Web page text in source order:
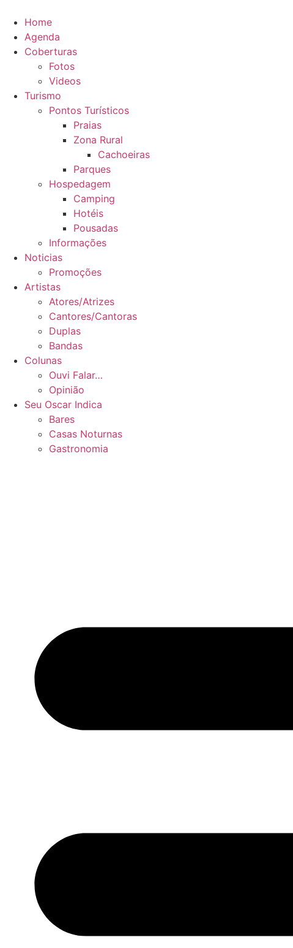
para
conteúdo
Home
Agenda
Coberturas
Fotos
Videos
Turismo
Pontos Turísticos
Praias
Zona Rural
Cachoeiras
Parques
Hospedagem
Camping
Hotéis
Pousadas
Informações
Noticias
Promoções
Artistas
Atores/Atrizes
Cantores/Cantoras
Duplas
Bandas
Colunas
Ouvi Falar…
Opinião
Seu Oscar Indica
Bares
Casas Noturnas
Gastronomia